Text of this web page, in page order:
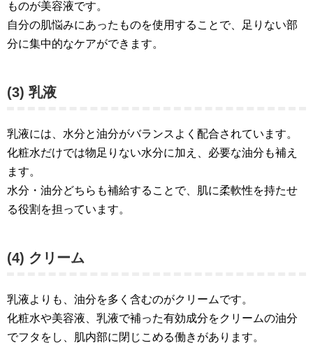
ものが美容液です。
自分の肌悩みにあったものを使用することで、足りない部
分に集中的なケアができます。
(3) 乳液
乳液には、水分と油分がバランスよく配合されています。
化粧水だけでは物足りない水分に加え、必要な油分も補え
ます。
水分・油分どちらも補給することで、肌に柔軟性を持たせ
る役割を担っています。
(4) クリーム
乳液よりも、油分を多く含むのがクリームです。
化粧水や美容液、乳液で補った有効成分をクリームの油分
でフタをし、肌内部に閉じこめる働きがあります。